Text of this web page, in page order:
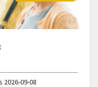
2026-09-08